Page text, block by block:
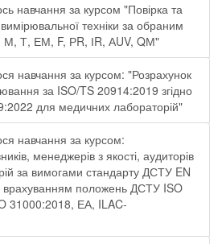
навчання за курсом "Повірка та
техніки за обраним
М, Т, ЕМ, F, РR, ІR, АUV, QМ"
навчання за курсом: "Розрахунок
за ISO/TS 20914:2019 згідно
для медичних лабораторій"
навчання за курсом:
менеджерів з якості, аудиторів
за вимогами стандарту ДСТУ EN
врахуванням положень ДСТУ ISO
31000:2018, ЕА, ILAC-